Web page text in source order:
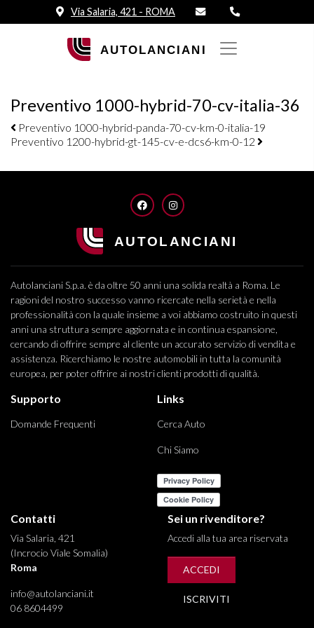
Via Salaria, 421 - ROMA
Preventivo 1000-hybrid-70-cv-italia-36
Navigazione elementi
Preventivo 1000-hybrid-panda-70-cv-km-0-italia-19
Preventivo 1200-hybrid-gt-145-cv-e-dcs6-km-0-12
FACEBOOKINSTAGRAM
Autolanciani S.p.a. è da oltre 50 anni una solida realtà a Roma. Le
ragioni del nostro successo vanno ricercate nella serietà e nella
professionalità con la quale insieme a voi abbiamo costruito in questi
anni una struttura sempre aggiornata e in continua espansione,
cercando di offrire sempre al cliente un accurato servizio di vendita e
assistenza. Ricerchiamo le nostre automobili in tutta la comunità
europea, per poter offrire ai nostri clienti prodotti di qualità.
Supporto
Domande Frequenti
Links
Cerca Auto
Chi Siamo
Contatti
Via Salaria, 421
(Incrocio Viale Somalia)
Roma
info@autolanciani.it
06 8604499
Sei un rivenditore?
Accedi alla tua area riservata
ACCEDI
ISCRIVITI